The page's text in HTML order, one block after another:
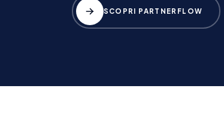
SCOPRI PARTNERFLOW